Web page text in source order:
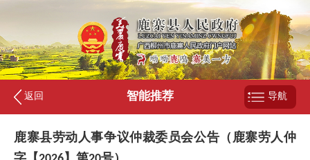
返回 智能推荐 导航
鹿寨县劳动人事争议仲裁委员会公告（鹿寨劳人仲